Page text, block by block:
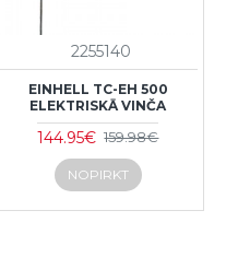
2255140
EINHELL TC-EH 500
ELEKTRISKĀ VINČA
144.95€ 159.98€
NOPIRKT